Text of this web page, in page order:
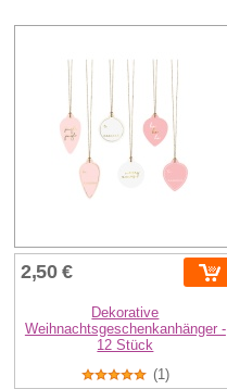
2,50 €
Dekorative
Weihnachtsgeschenkanhänger -
12 Stück
(1)